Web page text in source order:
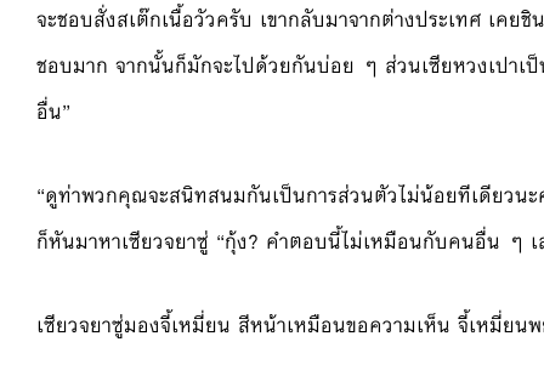
จะชอบสั่งสเต๊กเนื้อวัวครับ เขากลับมาจากต่างประเทศ เค
ชอบมาก จากนั้นก็มักจะไปด้วยกันบ่อย ๆ ส่วนเซียหวงเปาเ
อื่น”
“ดูท่าพวกคุณจะสนิทสนมกันเป็นการส่วนตัวไม่น้อยทีเดียวน
ก็หันมาหาเซียวจยาซู่ “กุ้ง? คำตอบนี้ไม่เหมือนกับคนอื่น ๆ
เซียวจยาซู่มองจี้เหมี่ยน สีหน้าเหมือนขอความเห็น จี้เหมี่ยน